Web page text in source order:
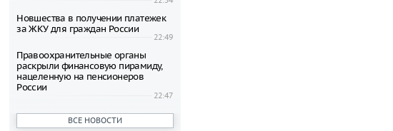
Новшества в получении платежек
за ЖКУ для граждан России
22:49
Правоохранительные органы
раскрыли финансовую пирамиду,
нацеленную на пенсионеров
России
22:47
Северные олени гибнут на
Шпицбергене по неизвестной
ВСЕ НОВОСТИ